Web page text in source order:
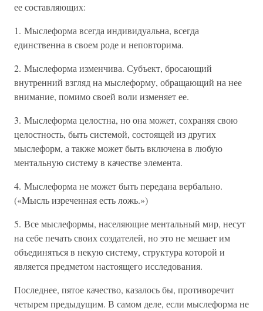
ее составляющих:
1. Мыслеформа всегда индивидуальна, всегда
единственна в своем роде и неповторима.
2. Мыслеформа изменчива. Субъект, бросающий
внутренний взгляд на мыслеформу, обращающий на нее
внимание, помимо своей воли изменяет ее.
3. Мыслеформа целостна, но она может, сохраняя свою
целостность, быть системой, состоящей из других
мыслеформ, а также может быть включена в любую
ментальную систему в качестве элемента.
4. Мыслеформа не может быть передана вербально.
(«Мысль изреченная есть ложь.»)
5. Все мыслеформы, населяющие ментальный мир, несут
на себе печать своих создателей, но это не мешает им
объединяться в некую систему, структура которой и
является предметом настоящего исследования.
Последнее, пятое качество, казалось бы, противоречит
четырем предыдущим. В самом деле, если мыслеформа не